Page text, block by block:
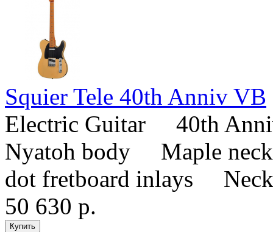
Squier Tele 40th Anniv VB
Electric Guitar 40th
Nyatoh body Maple
dot fretboard inlays
50 630 р.